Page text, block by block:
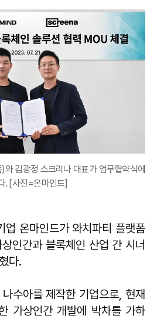
김광정 스크리나 대표가 업무협약식에
. [사진=온마인드]
업 온마인드가 와치파티 플랫폼
인간과 블록체인 산업 간 시너
다.
수아를 제작한 기업으로, 현재
가상인간 개발에 박차를 가하